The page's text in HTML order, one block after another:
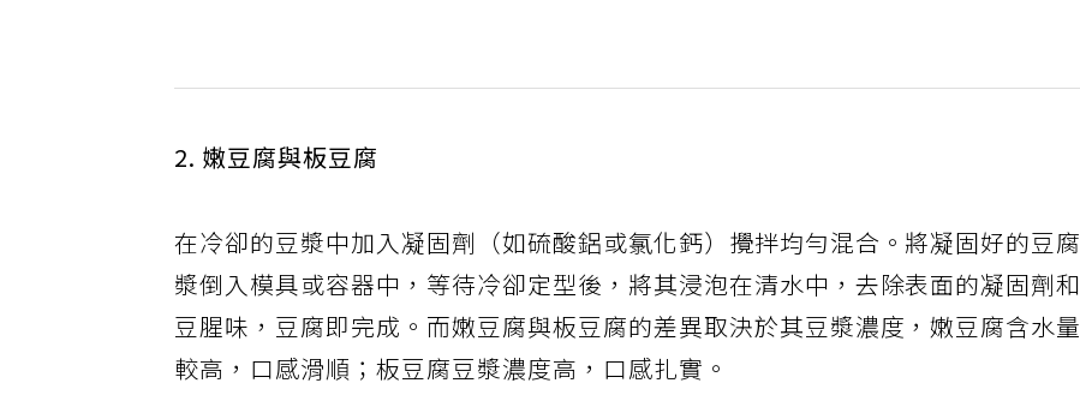
2. 嫩豆腐與板豆腐
在冷卻的豆漿中加入凝固劑（如硫酸鋁或氯化鈣）攪拌均勻混合。將凝固好的豆腐
漿倒入模具或容器中，等待冷卻定型後，將其浸泡在清水中，去除表面的凝固劑和
豆腥味，豆腐即完成。而嫩豆腐與板豆腐的差異取決於其豆漿濃度，嫩豆腐含水量
較高，口感滑順；板豆腐豆漿濃度高，口感扎實。